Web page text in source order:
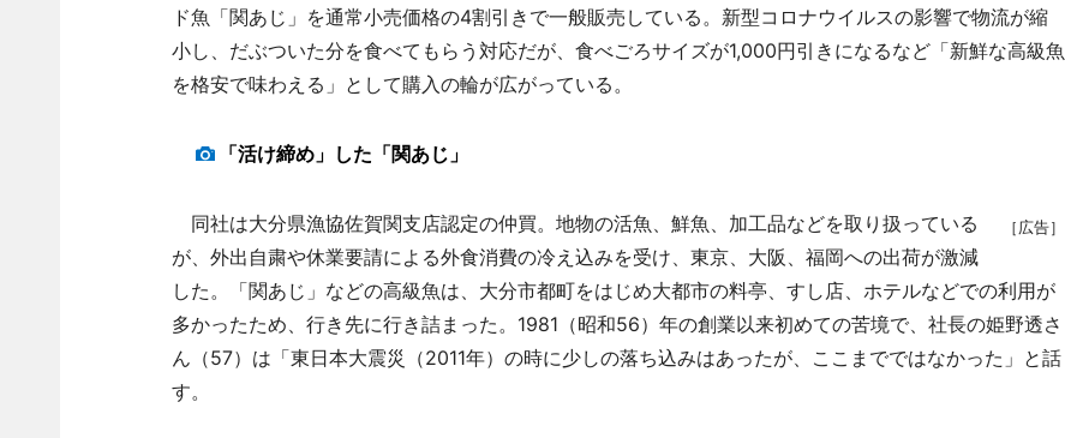
ド魚「関あじ」を通常小売価格の4割引きで一般販売している。新型コロナウイルスの影響で物流が縮
小し、だぶついた分を食べてもらう対応だが、食べごろサイズが1,000円引きになるなど「新鮮な高級魚
を格安で味わえる」として購入の輪が広がっている。
「活け締め」した「関あじ」
［広告］
同社は大分県漁協佐賀関支店認定の仲買。地物の活魚、鮮魚、加工品などを取り扱っている
が、外出自粛や休業要請による外食消費の冷え込みを受け、東京、大阪、福岡への出荷が激減
した。「関あじ」などの高級魚は、大分市都町をはじめ大都市の料亭、すし店、ホテルなどでの利用が
多かったため、行き先に行き詰まった。1981（昭和56）年の創業以来初めての苦境で、社長の姫野透さ
ん（57）は「東日本大震災（2011年）の時に少しの落ち込みはあったが、ここまでではなかった」と話
す。